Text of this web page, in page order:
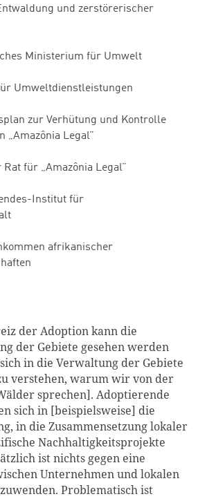
und zerstörerischer
Ministerium für Umwelt
Umweltdienstleistungen
zur Verhütung und Kontrolle
„Amazônia Legal”
Rat für „Amazônia Legal”
Institut für
afrikanischer
der Adoption kann die
der Gebiete gesehen werden
in die Verwaltung der Gebiete
verstehen, warum wir von der
sprechen]. Adoptierende
sich in [beispielsweise] die
in die Zusammensetzung lokaler
Nachhaltigkeitsprojekte
ist nichts gegen eine
Unternehmen und lokalen
Problematisch ist